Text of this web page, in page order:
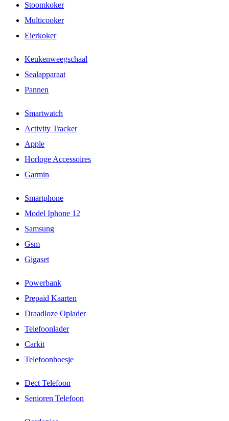
Stoomkoker
Multicooker
Eierkoker
Keukenweegschaal
Sealapparaat
Pannen
Smartwatch
Activity Tracker
Apple
Horloge Accessoires
Garmin
Smartphone
Model Iphone 12
Samsung
Gsm
Gigaset
Powerbank
Prepaid Kaarten
Draadloze Oplader
Telefoonlader
Carkit
Telefoonhoesje
Dect Telefoon
Senioren Telefoon